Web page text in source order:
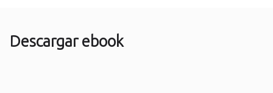
Descargar ebook